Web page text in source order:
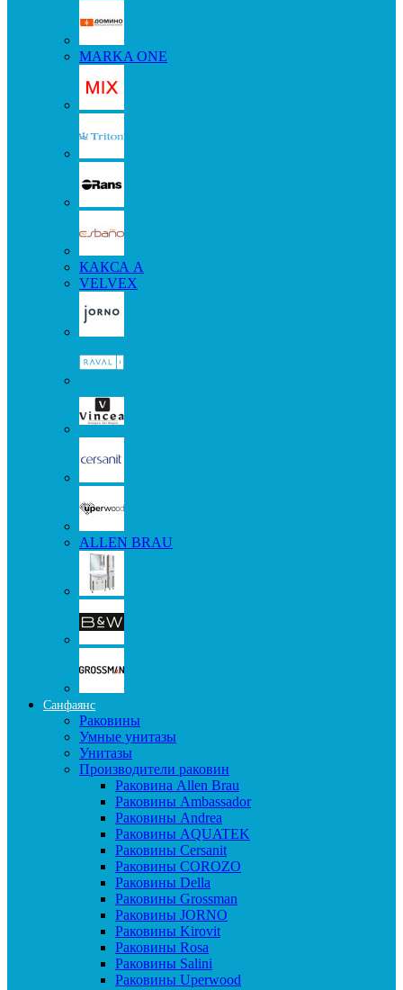
MARKA ONE
КАКСА А
VELVEX
ALLEN BRAU
Санфаянс
Раковины
Умные унитазы
Унитазы
Производители раковин
Раковина Allen Brau
Раковины Ambassador
Раковины Andrea
Раковины AQUATEK
Раковины Cersanit
Раковины COROZO
Раковины Della
Раковины Grossman
Раковины JORNO
Раковины Kirovit
Раковины Rosa
Раковины Salini
Раковины Uperwood